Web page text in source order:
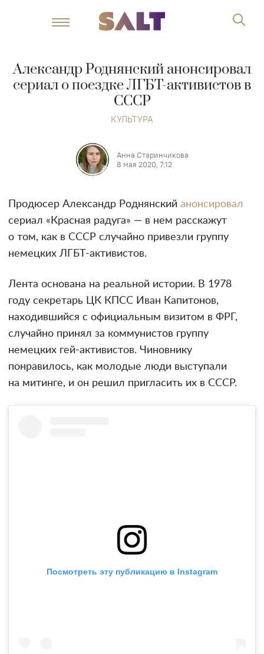
Александр Роднянский анонсировал
сериал о поездке ЛГБТ-активистов в
СССР
КУЛЬТУРА
Анна Старинчикова
8 мая 2020, 7:12
Продюсер Александр Роднянский анонсировал
сериал «Красная радуга» — в нем расскажут
о том, как в СССР случайно привезли группу
немецких ЛГБТ-активистов.
Лента основана на реальной истории. В 1978
году секретарь ЦК КПСС Иван Капитонов,
находившийся с официальным визитом в ФРГ,
случайно принял за коммунистов группу
немецких гей-активистов. Чиновнику
понравилось, как молодые люди выступали
на митинге, и он решил пригласить их в СССР.
Посмотреть эту публикацию в Instagram